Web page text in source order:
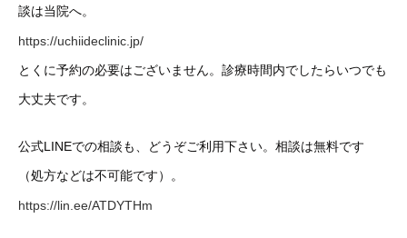
談は当院へ。
https://uchiideclinic.jp/
とくに予約の必要はございません。診療時間内でしたらいつでも
大丈夫です。
公式LINEでの相談も、どうぞご利用下さい。相談は無料です
（処方などは不可能です）。
https://lin.ee/ATDYTHm